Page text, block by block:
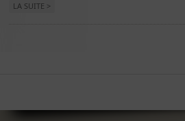
LA SUITE >